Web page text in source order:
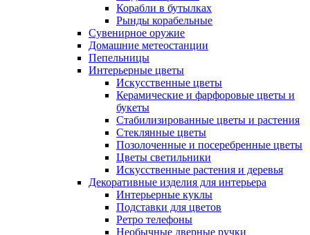
Корабли в бутылках
Рынды корабельные
Сувенирное оружие
Домашние метеостанции
Пепельницы
Интерьерные цветы
Искусственные цветы
Керамические и фарфоровые цветы и
букеты
Стабилизированные цветы и растения
Стеклянные цветы
Позолоченные и посеребренные цветы
Цветы светильники
Искусственные растения и деревья
Декоративные изделия для интерьера
Интерьерные куклы
Подставки для цветов
Ретро телефоны
Необычные дверные ручки